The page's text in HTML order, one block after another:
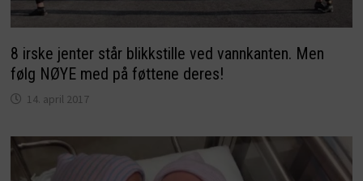
8 irske jenter står blikkstille ved vannkanten. Men
følg NØYE med på føttene deres!
14. april 2017